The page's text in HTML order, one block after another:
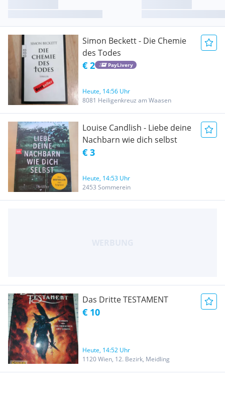
Simon Beckett - Die Chemie
des Todes
€ 2 PayLivery
Heute, 14:56 Uhr
8081 Heiligenkreuz am Waasen
Louise Candlish - Liebe deine
Nachbarn wie dich selbst
€ 3
Heute, 14:53 Uhr
2453 Sommerein
Das Dritte TESTAMENT
€ 10
Heute, 14:52 Uhr
1120 Wien, 12. Bezirk, Meidling